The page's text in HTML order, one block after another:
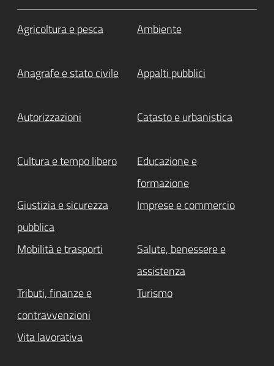
Agricoltura e pesca Ambiente
Anagrafe e stato civile Appalti pubblici
Autorizzazioni Catasto e urbanistica
Cultura e tempo libero
Educazione e
formazione
Giustizia e sicurezza
pubblica
Imprese e commercio
Mobilità e trasporti
Salute, benessere e
assistenza
Tributi, finanze e
contravvenzioni
Turismo
Vita lavorativa